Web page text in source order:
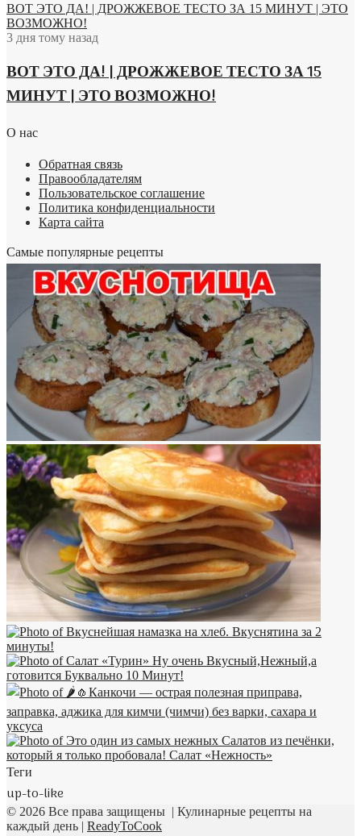
ВОТ ЭТО ДА! | ДРОЖЖЕВОЕ ТЕСТО ЗА 15 МИНУТ | ЭТО
ВОЗМОЖНО!
3 дня тому назад
ВОТ ЭТО ДА! | ДРОЖЖЕВОЕ ТЕСТО ЗА 15
МИНУТ | ЭТО ВОЗМОЖНО!
О нас
Обратная связь
Правообладателям
Пользовательское соглашение
Политика конфиденциальности
Карта сайта
Самые популярные рецепты
Теги
up-to-like
© 2026 Все права защищены | Кулинарные рецепты на
каждый день | ReadyToCook